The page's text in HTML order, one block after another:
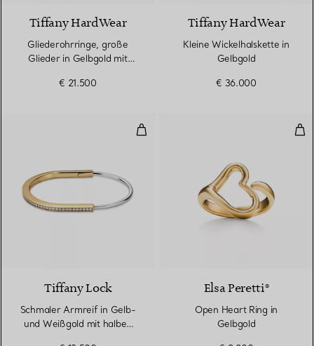
Tiffany HardWear
Gliederohrringe, große
Glieder in Gelbgold mit
€ 21.500
Tiffany HardWear
Kleine Wickelhalskette in
Gelbgold
€ 36.000
Schmaler Armreif in Gelb- und
Tiffany Lock
Schmaler Armreif in Gelb-
und Weißgold mit halben
Elsa Peretti®
Open Heart Ring in
Gelbgold